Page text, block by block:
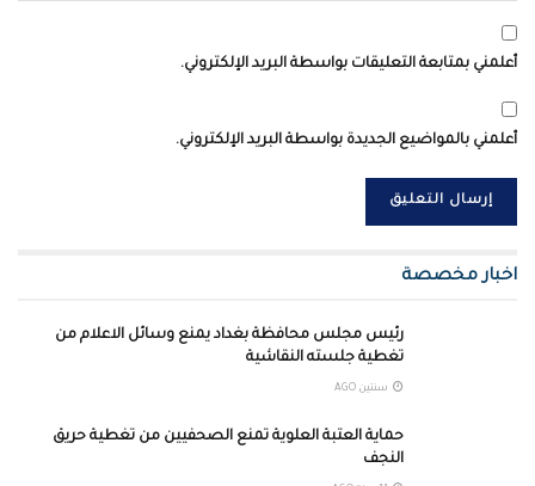
أعلمني بمتابعة التعليقات بواسطة البريد الإلكتروني.
أعلمني بالمواضيع الجديدة بواسطة البريد الإلكتروني.
اخبار مخصصة
رئيس مجلس محافظة بغداد يمنع وسائل الاعلام من
تغطية جلسته النقاشية
سنتين AGO
حماية العتبة العلوية تمنع الصحفيين من تغطية حريق
النجف